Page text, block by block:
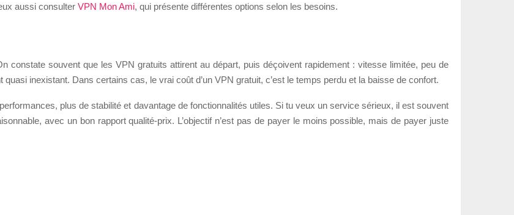
aussi consulter VPN Mon Ami, qui présente différentes options selon les besoins.
constate souvent que les VPN gratuits attirent au départ, puis déçoivent rapidement : vitesse limitée, peu de
inexistant. Dans certains cas, le vrai coût d’un VPN gratuit, c’est le temps perdu et la baisse de confort.
plus de stabilité et davantage de fonctionnalités utiles. Si tu veux un service sérieux, il est souvent
avec un bon rapport qualité-prix. L’objectif n’est pas de payer le moins possible, mais de payer juste